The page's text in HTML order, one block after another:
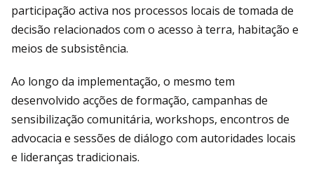
participação activa nos processos locais de tomada de
decisão relacionados com o acesso à terra, habitação e
meios de subsistência.
Ao longo da implementação, o mesmo tem
desenvolvido acções de formação, campanhas de
sensibilização comunitária, workshops, encontros de
advocacia e sessões de diálogo com autoridades locais
e lideranças tradicionais.